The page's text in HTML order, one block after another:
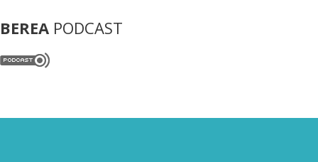
BEREA PODCAST